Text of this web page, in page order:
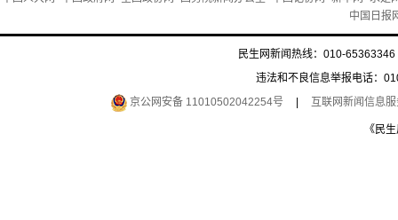
中国日报
民生网新闻热线：010-
违法和不良信息举报电话：
京公网安备 11010502042254号
互联网新闻信息
《民